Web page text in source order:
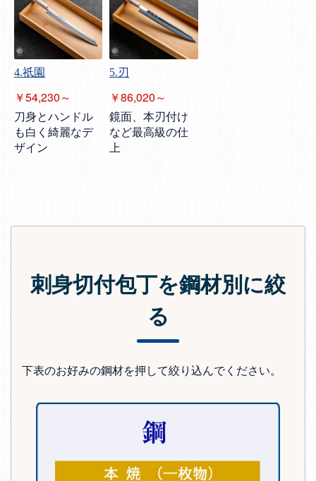
4.祇園
￥54,230～
刀身とハンドル
も白く綺麗なデ
ザイン
5.刃
￥86,020～
鏡面、本刃付け
など最高級の仕
上
刺身切付包丁を鋼材別に絞
る
下表のお好みの鋼材を押して絞り込んでください。